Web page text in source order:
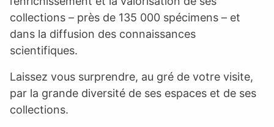
collections – près de 135 000 spécimens – et
dans la diffusion des connaissances
scientifiques.
Laissez vous surprendre, au gré de votre visite,
par la grande diversité de ses espaces et de ses
collections.